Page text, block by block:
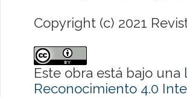
Copyright (c) 2021
Este obra está bajo una
Reconocimiento 4.0